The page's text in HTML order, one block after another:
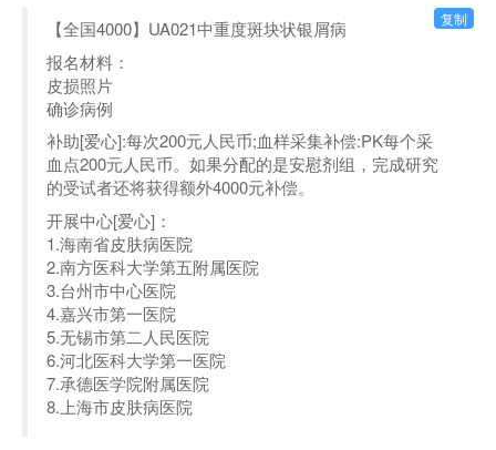
【全国4000】UA021中重度斑块状银屑病
报名材料：
皮损照片
确诊病例
补助[爱心]:每次200元人民币;血样采集补偿:PK每个采
血点200元人民币。如果分配的是安慰剂组，完成研究
的受试者还将获得额外4000元补偿。
开展中心[爱心]：
1.海南省皮肤病医院
2.南方医科大学第五附属医院
3.台州市中心医院
4.嘉兴市第一医院
5.无锡市第二人民医院
6.河北医科大学第一医院
7.承德医学院附属医院
8.上海市皮肤病医院
复制